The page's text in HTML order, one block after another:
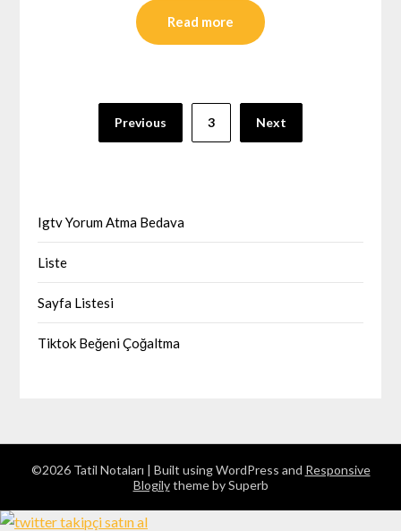
Read more
sayfalaması
Previous 3 Next
Igtv Yorum Atma Bedava
Liste
Sayfa Listesi
Tiktok Beğeni Çoğaltma
©2026 Tatil Notaları | Built using WordPress and Responsive
Blogilytheme by Superb